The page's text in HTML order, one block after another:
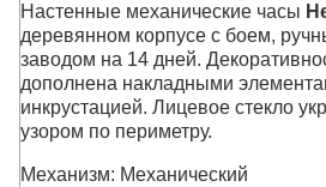
Настенные механические часы
деревянном корпусе с боем,
заводом на 14 дней.
дополнена накладными
инкрустацией. Лицевое стекло
узором по периметру.
Механизм: Механический